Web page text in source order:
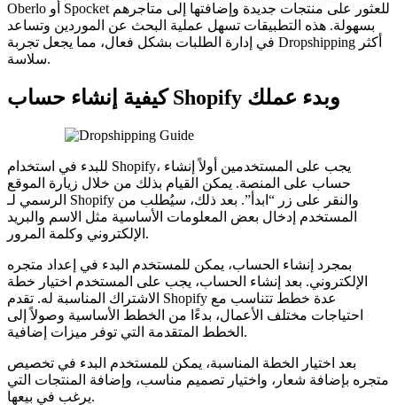
Oberlo أو Spocket للعثور على منتجات جديدة وإضافتها إلى متاجرهم
بسهولة. هذه التطبيقات تسهل عملية البحث عن الموردين وتساعد
في إدارة الطلبات بشكل فعال، مما يجعل تجربة Dropshipping أكثر
سلاسة.
كيفية إنشاء حساب Shopify وبدء عملك
للبدء في استخدام Shopify، يجب على المستخدمين أولاً إنشاء
حساب على المنصة. يمكن القيام بذلك من خلال زيارة الموقع
الرسمي لـ Shopify والنقر على زر “ابدأ”. بعد ذلك، سيُطلب من
المستخدم إدخال بعض المعلومات الأساسية مثل الاسم والبريد
الإلكتروني وكلمة المرور.
بمجرد إنشاء الحساب، يمكن للمستخدم البدء في إعداد متجره
الإلكتروني. بعد إنشاء الحساب، يجب على المستخدم اختيار خطة
الاشتراك المناسبة له. تقدم Shopify عدة خطط تتناسب مع
احتياجات مختلف الأعمال، بدءًا من الخطط الأساسية وصولاً إلى
الخطط المتقدمة التي توفر ميزات إضافية.
بعد اختيار الخطة المناسبة، يمكن للمستخدم البدء في تخصيص
متجره بإضافة شعار، واختيار تصميم مناسب، وإضافة المنتجات التي
يرغب في بيعها.